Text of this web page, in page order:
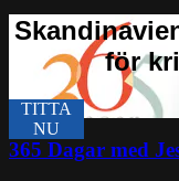
365 Dagar med